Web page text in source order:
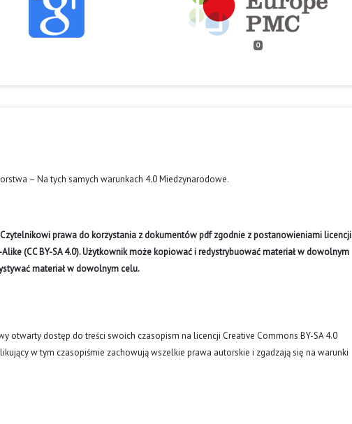
0
– Na tych samych warunkach 4.0 Miedzynarodowe.
prawa do korzystania z dokumentów pdf zgodnie z postanowieniami licencji
(CC BY-SA 4.0). Użytkownik może kopiować i redystrybuować materiał w dowolnym
materiał w dowolnym celu.
otwarty dostęp do treści swoich czasopism na licencji Creative Commons BY-SA 4.0
w tym czasopiśmie zachowują wszelkie prawa autorskie i zgadzają się na warunki